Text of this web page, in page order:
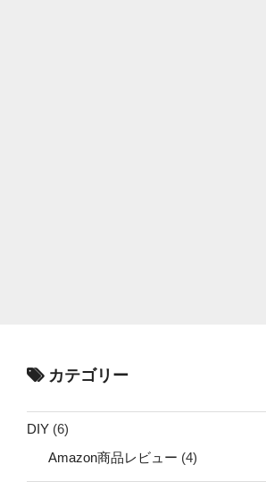
カテゴリー
DIY (6)
Amazon商品レビュー (4)